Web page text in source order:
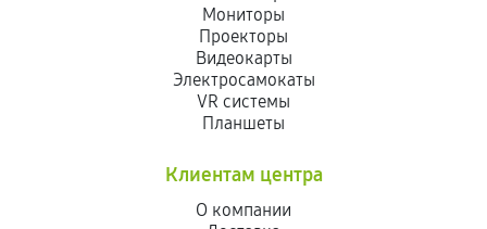
Мониторы
Проекторы
Видеокарты
Электросамокаты
VR системы
Планшеты
Клиентам центра
О компании